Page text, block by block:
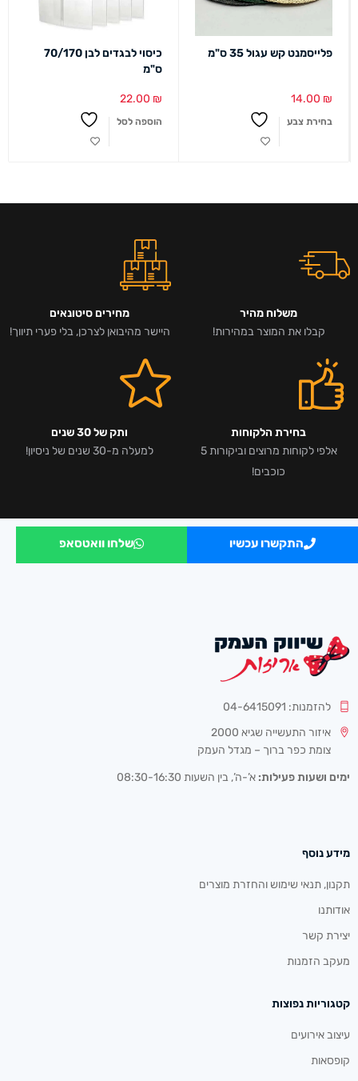
פלייסמנט קש עגול 35 ס"מ
14.00 ₪
בחירת צבע
כיסוי לבגדים לבן 70/170
ס"מ
22.00 ₪
הוספה לסל
משלוח מהיר
קבלו את המוצר במהירות!
מחירים סיטונאים
היישר מהיבואן לצרכן, בלי פערי תיווך!
בחירת הלקוחות
אלפי לקוחות מרוצים וביקורות 5
כוכבים!
ותק של 30 שנים
למעלה מ-30 שנים של ניסיון!
התקשרו עכשיו שלחו וואטסאפ
להזמנות: 04-6415091
איזור התעשייה שגיא 2000
צומת כפר ברוך – מגדל העמק
ימים ושעות פעילות: א’-ה’, בין השעות 08:30-16:30
מידע נוסף
תקנון, תנאי שימוש והחזרת מוצרים
אודותנו
יצירת קשר
מעקב הזמנות
קטגוריות נפוצות
עיצוב אירועים
קופסאות